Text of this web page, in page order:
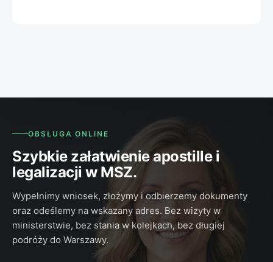
OBSŁUGA ONLINE
Szybkie załatwienie apostille i
legalizacji w MSZ.
Wypełnimy wniosek, złożymy i odbierzemy dokumenty
oraz odeślemy na wskazany adres. Bez wizyty w
ministerstwie, bez stania w kolejkach, bez długiej
podróży do Warszawy.